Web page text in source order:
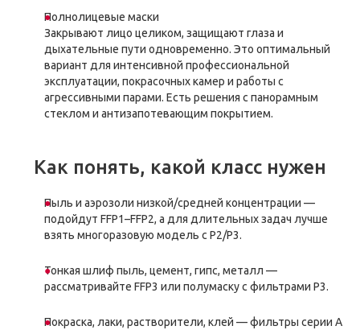
Полнолицевые маски
Закрывают лицо целиком, защищают глаза и
дыхательные пути одновременно. Это оптимальный
вариант для интенсивной профессиональной
эксплуатации, покрасочных камер и работы с
агрессивными парами. Есть решения с панорамным
стеклом и антизапотевающим покрытием.
Как понять, какой класс нужен
Пыль и аэрозоли низкой/средней концентрации —
подойдут FFP1–FFP2, а для длительных задач лучше
взять многоразовую модель с P2/P3.
Тонкая шлиф пыль, цемент, гипс, металл —
рассматривайте FFP3 или полумаску с фильтрами P3.
Покраска, лаки, растворители, клей — фильтры серии А